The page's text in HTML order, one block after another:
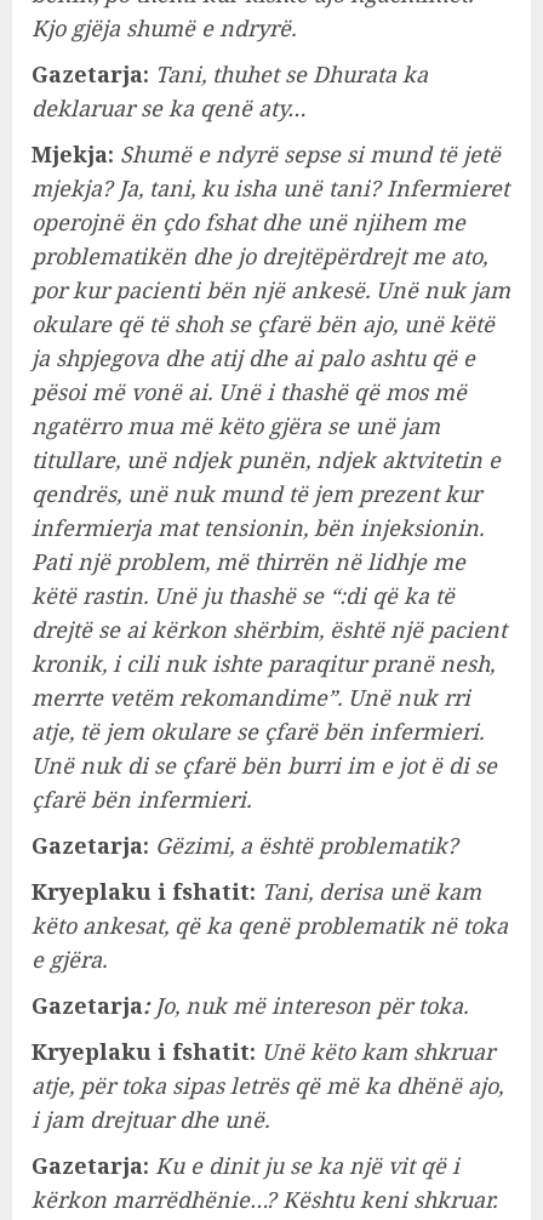
Kjo gjëja shumë e ndryrë.
Gazetarja: Tani, thuhet se Dhurata ka
deklaruar se ka qenë aty…
Mjekja: Shumë e ndyrë sepse si mund të jetë
mjekja? Ja, tani, ku isha unë tani? Infermieret
operojnë ën çdo fshat dhe unë njihem me
problematikën dhe jo drejtëpërdrejt me ato,
por kur pacienti bën një ankesë. Unë nuk jam
okulare që të shoh se çfarë bën ajo, unë këtë
ja shpjegova dhe atij dhe ai palo ashtu që e
pësoi më vonë ai. Unë i thashë që mos më
ngatërro mua më këto gjëra se unë jam
titullare, unë ndjek punën, ndjek aktvitetin e
qendrës, unë nuk mund të jem prezent kur
infermierja mat tensionin, bën injeksionin.
Pati një problem, më thirrën në lidhje me
këtë rastin. Unë ju thashë se “:di që ka të
drejtë se ai kërkon shërbim, është një pacient
kronik, i cili nuk ishte paraqitur pranë nesh,
merrte vetëm rekomandime”. Unë nuk rri
atje, të jem okulare se çfarë bën infermieri.
Unë nuk di se çfarë bën burri im e jot ë di se
çfarë bën infermieri.
Gazetarja: Gëzimi, a është problematik?
Kryeplaku i fshatit: Tani, derisa unë kam
këto ankesat, që ka qenë problematik në toka
e gjëra.
Gazetarja:Jo, nuk më intereson për toka.
Kryeplaku i fshatit: Unë këto kam shkruar
atje, për toka sipas letrës që më ka dhënë ajo,
i jam drejtuar dhe unë.
Gazetarja: Ku e dinit ju se ka një vit që i
kërkon marrëdhënie…? Kështu keni shkruar.